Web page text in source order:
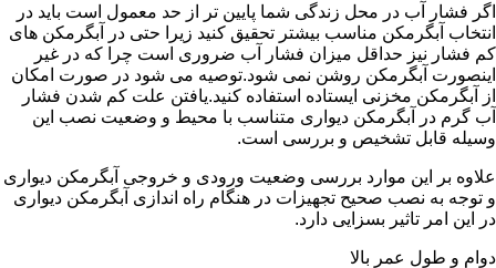
اگر فشار آب در محل زندگی شما پایین تر از حد معمول است باید در
انتخاب آبگرمکن مناسب بیشتر تحقیق کنید زیرا حتی در آبگرمکن های
کم فشار نیز حداقل میزان فشار آب ضروری است چرا که در غیر
اینصورت آبگرمکن روشن نمی شود.توصیه می شود در صورت امکان
از آبگرمکن مخزنی ایستاده استفاده کنید.یافتن علت کم شدن فشار
آب گرم در آبگرمکن دیواری متناسب با محیط و وضعیت نصب این
وسیله قابل تشخیص و بررسی است.
علاوه بر این موارد بررسی وضعیت ورودی و خروجی آبگرمکن دیواری
و توجه به نصب صحیح تجهیزات در هنگام راه اندازی آبگرمکن دیواری
در این امر تاثیر بسزایی دارد.
دوام و طول عمر بالا